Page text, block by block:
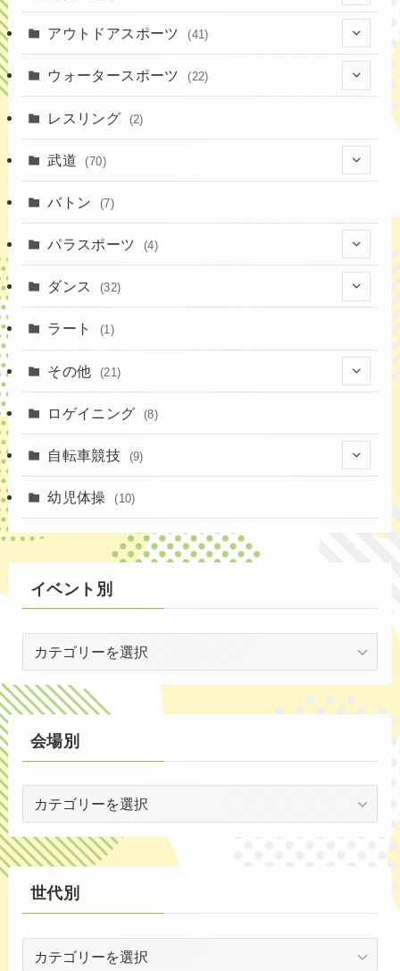
(37)
(18)
(52)
(20)
(19)
(16)
(11)
(3)
(14)
(4)
(72)
(3)
(53)
(59)
(1)
(5)
(35)
アウトドアスポーツ (41)
(4)
(8)
ウォータースポーツ (22)
(7)
(15)
レスリング (2)
武道 (70)
(9)
(16)
バトン (7)
パラスポーツ (4)
ダンス (32)
(2)
ラート (1)
その他 (21)
(4)
ロゲイニング (8)
自転車競技 (9)
幼児体操 (10)
イベント別
ン
ト
別
会場別
別
世代別